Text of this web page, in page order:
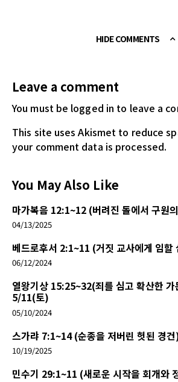
HIDE COMMENTS
Leave a comment
You must be logged in to leave a
This site uses Akismet to reduce
your comment data is processed.
You May Also Like
마가복음 12:1~12 (버려진 돌에서 구원
04/13/2025
베드로후서 2:1~11 (거짓 교사에게 임할
06/12/2024
열왕기상 15:25~32(죄를 심고 확산한 가
5/11(토)
05/10/2024
스가랴 7:1~14 (순종을 저버린 헛된 경
10/19/2025
민수기 29:1~11 (새로운 시작을 회개와